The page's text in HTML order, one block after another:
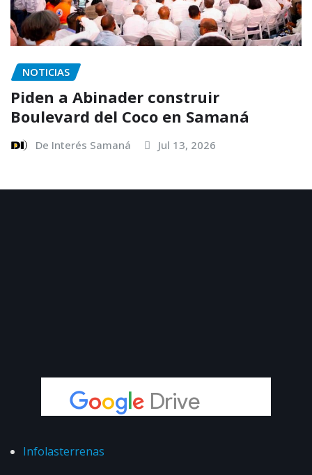
NOTICIAS
Piden a Abinader construir
Boulevard del Coco en Samaná
De Interés Samaná Jul 13, 2026
Infolasterrenas